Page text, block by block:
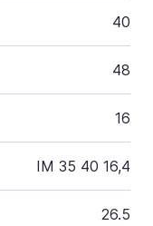
40
48
16
IM 35 40 16,4
26.5